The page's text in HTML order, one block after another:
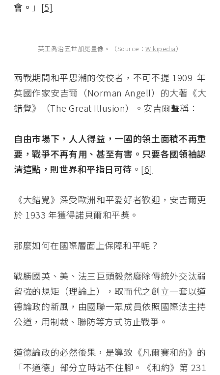
會。 」 [5]
英王喬治五世加冕畫像。（Source：Wikipedia）
兩戰期間和平思潮的佼佼者，不可不提 1909 年
英國作家安吉爾（Norman Angell）的大著《大
錯覺》（The Great Illusion）。安吉爾聲稱：
自由市場下，人人得益，一國的領土面積不再重
要，戰爭不再有用、甚至有害。只要各國領袖認
清這點，則世界和平指日可待 。 [6]
《大錯覺》深受歐洲和平愛好者歡迎，安吉爾更
於 1933 年獲得諾貝爾和平獎。
那麼如何在國際層面上保障和平呢？
戰勝國英、美、法三巨頭毅然廢除傳統外交汰弱
留強的規矩（理論上），取而代之創立一套以道
德論政的新風，由國聯一眾成員依照國際法主持
公道，用制裁、聯防等方式防止戰爭。
道德論政的必然後果，是導致《凡爾賽和約》的
「不道德」部分立時站不住腳。《和約》第 231